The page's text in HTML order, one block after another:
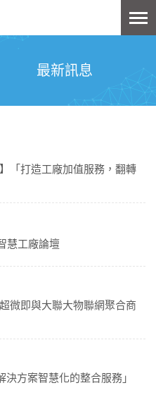
最新訊息
「打造工廠加值服務，翻轉
慧工廠論壇
微即與大聯大物聯網聚合商
決方案智慧化的整合服務」